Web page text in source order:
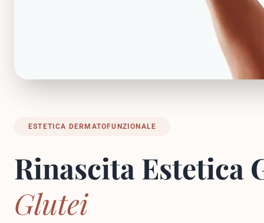
ESTETICA DERMATOFUNZIONALE
Rinascita Estetica
Glutei